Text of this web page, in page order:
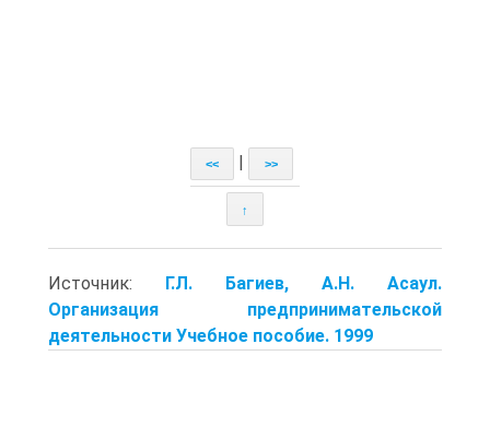
<< >>
↑
Источник: Г.Л. Багиев, А.Н. Асаул.
Организация предпринимательской
деятельности Учебное пособие. 1999